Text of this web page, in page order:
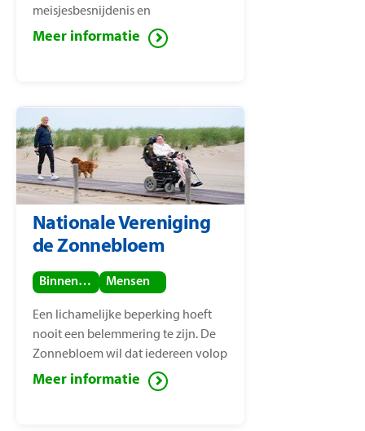
meisjesbesnijdenis en
kindhuwelijken. De stichting is
Meer informatie
Nationale Vereniging
de Zonnebloem
Binnenland Mensen
Een lichamelijke beperking hoeft
nooit een belemmering te zijn. De
Zonnebloem wil dat iedereen volop
van het leven kan genieten, ook
mensen met een lichamelijke
Meer informatie